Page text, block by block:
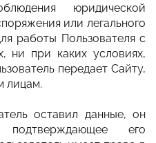
юридической
или легального
работы Пользователя с
ни при каких условиях,
передает Сайту,
лицам.
оставил данные, он
его